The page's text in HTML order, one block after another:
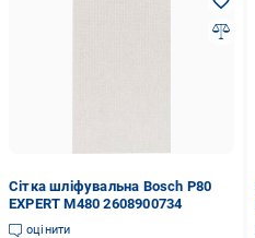
Сітка шліфувальна Bosch P80
EXPERT M480 2608900734
оцінити